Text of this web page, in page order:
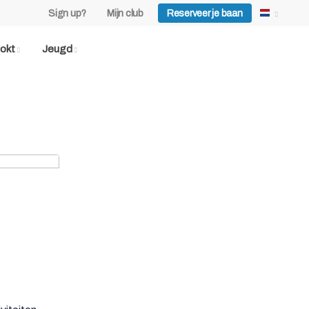
Sign up? Mijn club Reserveer je baan
Jeugd